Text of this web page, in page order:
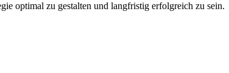
optimal zu gestalten und langfristig erfolgreich zu sein.